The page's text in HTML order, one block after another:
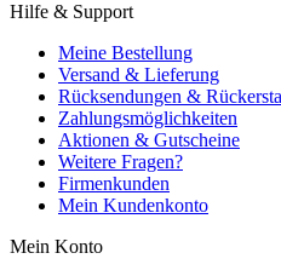
Hilfe & Support
Meine Bestellung
Versand & Lieferung
Rücksendungen &
Zahlungsmöglichkeiten
Aktionen & Gutscheine
Weitere Fragen?
Firmenkunden
Mein Kundenkonto
Mein Konto